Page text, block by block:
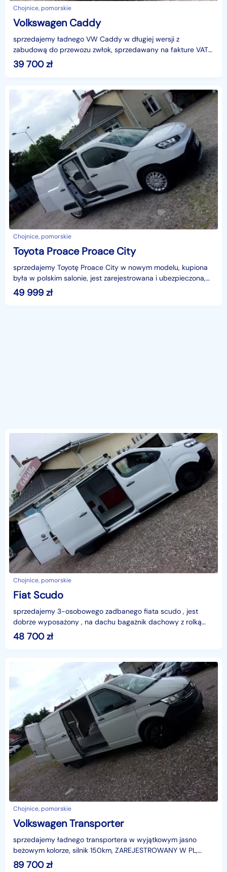
Chojnice, pomorskie
Volkswagen Caddy
sprzedajemy ładnego VW Caddy w długiej wersji z
zabudową do przewozu zwłok, sprzedawany na fakture VAT
39700+vat, jest b. dobrze wyposażony, specjalistyczna zab
39 700zł
Chojnice, pomorskie
Toyota Proace Proace City
sprzedajemy Toyotę Proace City w nowym modelu, kupiona
była w polskim salonie, jest zarejestrowana i ubezpieczona,
cena 50+vat, vat-1 wbity w dowód, dobre wypos
49 999 zł
Chojnice, pomorskie
Fiat Scudo
sprzedajemy 3-osobowego zadbanego fiata scudo , jest
dobrze wyposażony , na dachu bagażnik dachowy z rolką
ułatwiającą załadunek towarów, nowe opony, 2 kluczyki
48 700zł
Chojnice, pomorskie
Volkswagen Transporter
sprzedajemy ładnego transportera w wyjątkowym jasno
beżowym kolorze, silnik 150km, ZAREJESTROWANY W PL,
cena 89700+vat, super wyposażenie- klimatyzacja, d.radio
89 700zł